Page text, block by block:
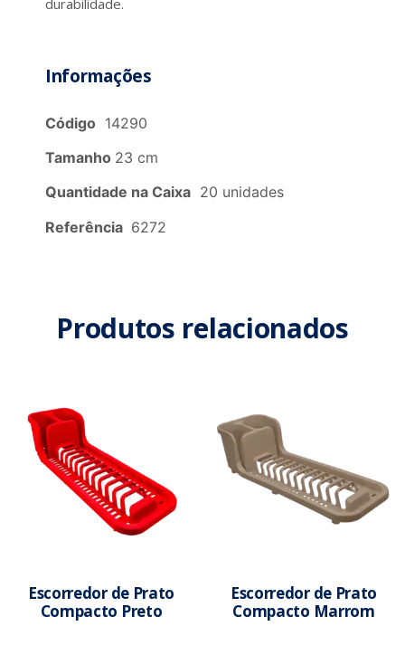
Informações
Código 14290
Tamanho 23 cm
Quantidade na Caixa 20 unidades
Referência 6272
Produtos relacionados
Escorredor de Prato
Compacto Preto
Escorredor de Prato
Compacto Marrom